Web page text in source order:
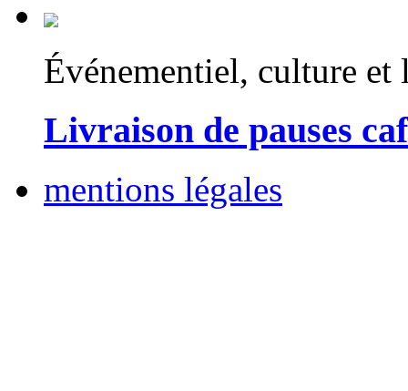
Événementiel, culture et
Livraison de pauses
mentions légales